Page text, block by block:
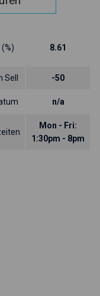
8.61
-50
n/a
Mon - Fri:
1:30pm - 8pm